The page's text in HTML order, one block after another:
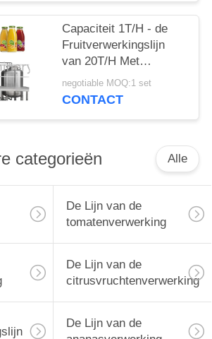
Capaciteit 1T/H - de
Fruitverwerkingslijn
van 20T/H Met
Ingebouwd CIP-
Systeem
negotiable MOQ:1 set
CONTACT
categorieën Alle
De Lijn van de
tomatenverwerking
De Lijn van de
citrusvruchtenverwerking
De Lijn van de